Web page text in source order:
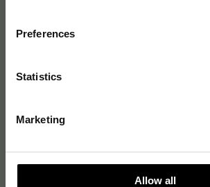
Preferences
Statistics
Marketing
Allow all
Bordsräknare
Grafritande & tekniska räknare
Miniräknare